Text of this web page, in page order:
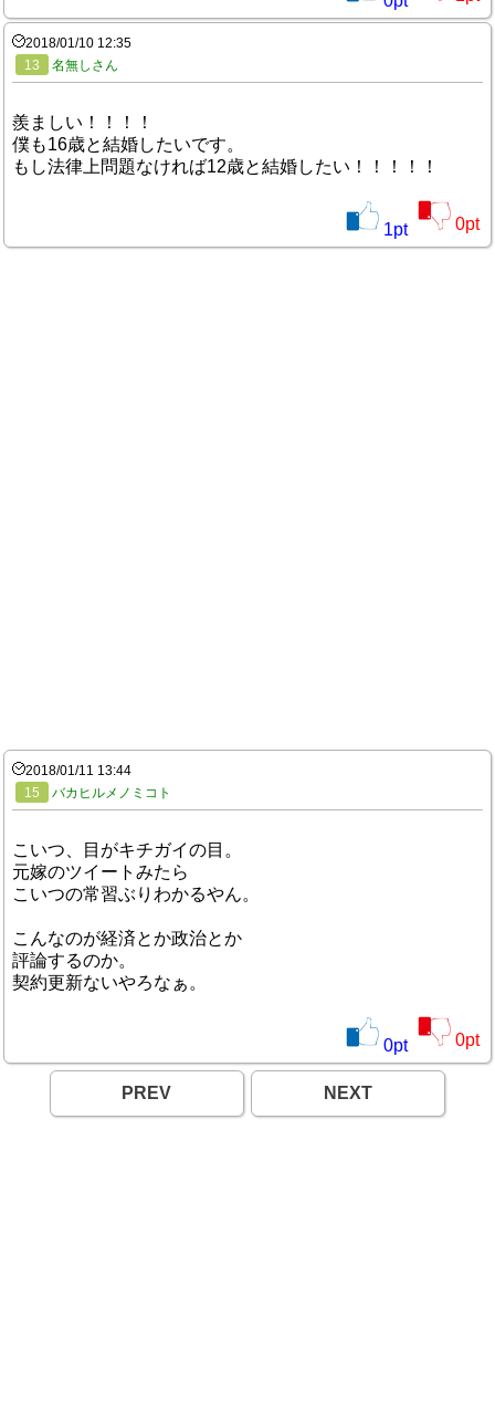
2018/01/10 12:35
13
名無しさん
羨ましい！！！！
僕も16歳と結婚したいです。
もし法律上問題なければ12歳と結婚したい！！！！！
1pt 0pt
2018/01/11 13:44
15
バカヒルメノミコト
こいつ、目がキチガイの目。
元嫁のツイートみたら
こいつの常習ぶりわかるやん。
こんなのが経済とか政治とか
評論するのか。
契約更新ないやろなぁ。
0pt 0pt
PREV NEXT